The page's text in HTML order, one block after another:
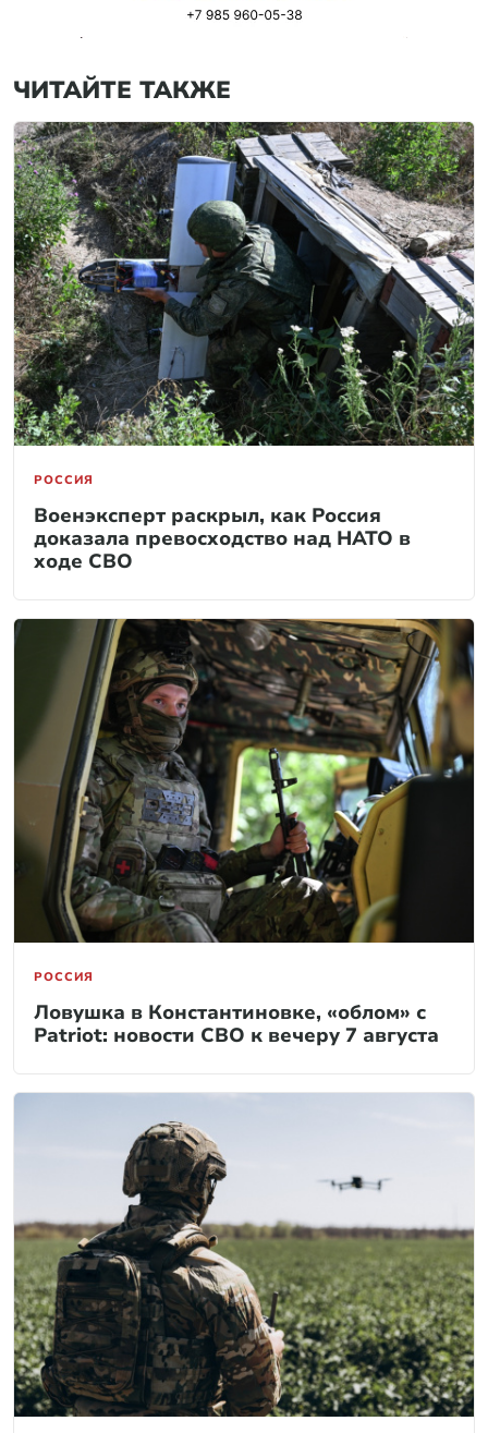
ЧИТАЙТЕ ТАКЖЕ
РОССИЯ
Военэксперт раскрыл, как Россия
доказала превосходство над НАТО в
ходе СВО
РОССИЯ
Ловушка в Константиновке, «облом» с
Patriot: новости СВО к вечеру 7 августа